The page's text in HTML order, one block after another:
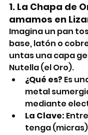
1. La Chapa de
amamos en
Imagina un pan
base, latón o
untas una capa
Nutella (el Oro).
¿Qué es? Es
metal
mediante
La Clave:
tenga